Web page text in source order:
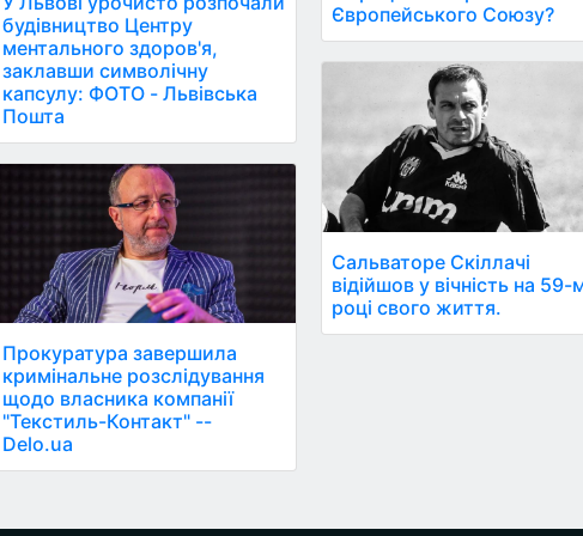
будівництво Центру
ментального здоров'я,
заклавши символічну
капсулу: ФОТО - Львівська
Пошта
Прокуратура завершила
кримінальне розслідування
щодо власника компанії
"Текстиль-Контакт" --
Delo.ua
Європейського Союзу?
Сальваторе Скіллачі
відійшов у вічність на 59-
році свого життя.